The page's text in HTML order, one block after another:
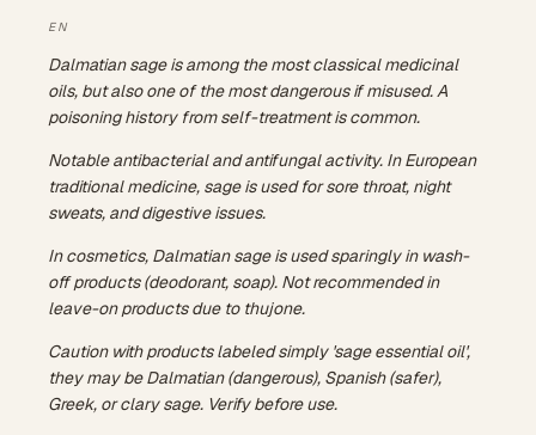
Dalmatian sage is among the most classical medicinal
oils, but also one of the most dangerous if misused. A
poisoning history from self-treatment is common.
Notable antibacterial and antifungal activity. In European
traditional medicine, sage is used for sore throat, night
sweats, and digestive issues.
In cosmetics, Dalmatian sage is used sparingly in wash-
off products (deodorant, soap). Not recommended in
leave-on products due to thujone.
Caution with products labeled simply 'sage essential oil',
they may be Dalmatian (dangerous), Spanish (safer),
Greek, or clary sage. Verify before use.